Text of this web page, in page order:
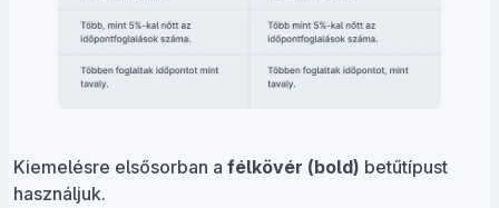
Kiemelésre elsősorban a félkövér (bold) betűtípust
használjuk.